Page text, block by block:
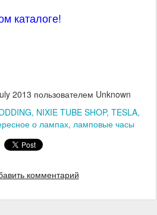
каталоге!
2013 пользователем Unknown
NIXIE TUBE SHOP TESLA
о лампах ламповые часы
комментарий